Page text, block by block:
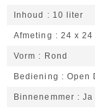
Inhoud 10 liter
Afmeting 24 x 24
Vorm Rond
Bediening Open
Binnenemmer Ja